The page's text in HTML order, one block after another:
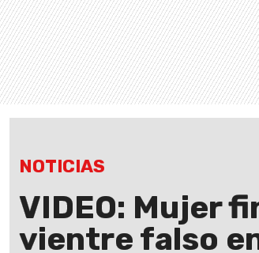
NOTICIAS
VIDEO: Mujer
vientre falso